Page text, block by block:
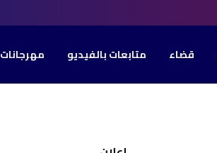
قضاء متابعات بالفيديو مهرجانات